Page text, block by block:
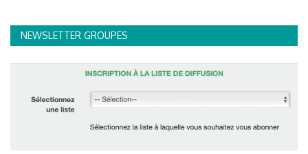
NEWSLETTER GROUPES